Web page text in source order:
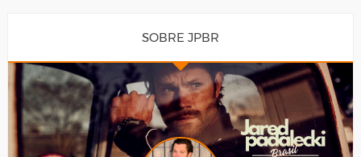
SOBRE JPBR